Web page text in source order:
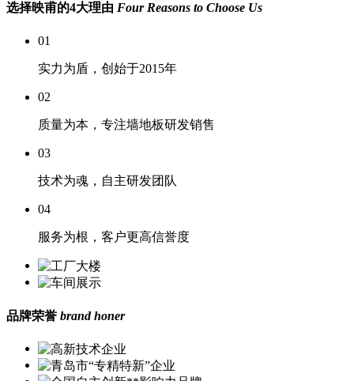
选择映甫的4大理由 Four Reasons to Choose Us
01
实力为盾，创始于2015年
02
质量为本，专注墙地板研发销售
03
技术为魂，自主研发团队
04
服务为根，客户更高信誉度
品牌荣誉 brand honer